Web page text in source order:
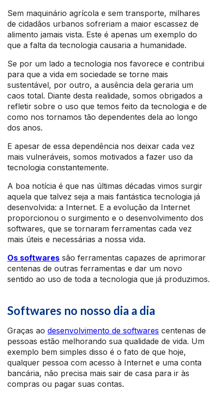
Sem maquinário agrícola e sem transporte, milhares
de cidadãos urbanos sofreriam a maior escassez de
alimento jamais vista. Este é apenas um exemplo do
que a falta da tecnologia causaria a humanidade.
Se por um lado a tecnologia nos favorece e contribui
para que a vida em sociedade se torne mais
sustentável, por outro, a ausência dela geraria um
caos total. Diante desta realidade, somos obrigados a
refletir sobre o uso que temos feito da tecnologia e de
como nos tornamos tão dependentes dela ao longo
dos anos.
E apesar de essa dependência nos deixar cada vez
mais vulneráveis, somos motivados a fazer uso da
tecnologia constantemente.
A boa notícia é que nas últimas décadas vimos surgir
aquela que talvez seja a mais fantástica tecnologia já
desenvolvida: a Internet. E a evolução da Internet
proporcionou o surgimento e o desenvolvimento dos
softwares, que se tornaram ferramentas cada vez
mais úteis e necessárias a nossa vida.
Os softwares são ferramentas capazes de aprimorar
centenas de outras ferramentas e dar um novo
sentido ao uso de toda a tecnologia que já produzimos.
Softwares no nosso dia a dia
Graças ao desenvolvimento de softwares centenas de
pessoas estão melhorando sua qualidade de vida. Um
exemplo bem simples disso é o fato de que hoje,
qualquer pessoa com acesso à Internet e uma conta
bancária, não precisa mais sair de casa para ir às
compras ou pagar suas contas.